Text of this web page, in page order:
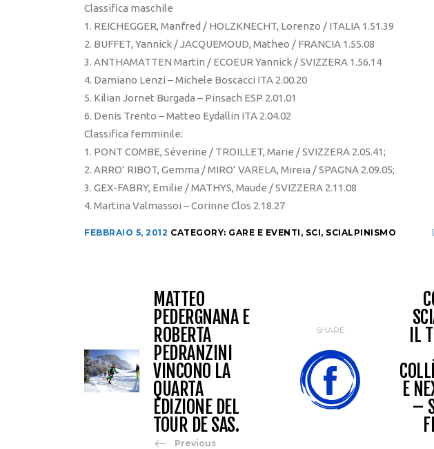
Classifica maschile
1. REICHEGGER, Manfred / HOLZKNECHT, Lorenzo / ITALIA 1.51.39
2. BUFFET, Yannick / JACQUEMOUD, Matheo / FRANCIA 1.55.08
3. ANTHAMATTEN Martin / ECOEUR Yannick / SVIZZERA 1.56.14
4. Damiano Lenzi – Michele Boscacci ITA 2.00.20
5. Kilian Jornet Burgada – Pinsach ESP 2.01.01
6. Denis Trento – Matteo Eydallin ITA 2.04.02
Classifica femminile:
1. PONT COMBE, Séverine / TROILLET, Marie / SVIZZERA 2.05.41;
2. ARRO’ RIBOT, Gemma / MIRO’ VARELA, Mireia / SPAGNA 2.09.05;
3. GEX-FABRY, Emilie / MATHYS, Maude / SVIZZERA 2.11.08
4. Martina Valmassoi – Corinne Clos 2.18.27
FEBBRAIO 5, 2012 CATEGORY: GARE E EVENTI , SCI, SCIALPINISMO
MATTEO
PEDERGNANA E
ROBERTA
PEDRANZINI
VINCONO LA
QUARTA
EDIZIONE DEL
TOUR DE SAS.
Previous
SHARE
IL
E
–